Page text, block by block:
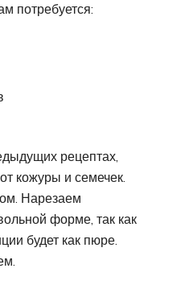
потребуется:
рецептах,
кожуры и семечек.
Нарезаем
форме, так как
будет как пюре.